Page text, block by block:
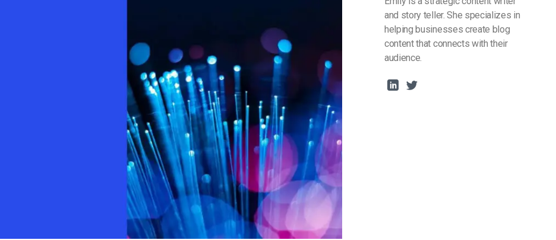
Marketing em Vídeo
and story teller. She specializes in
helping businesses create blog
content that connects with their
audience.